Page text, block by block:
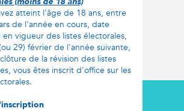
atteint l'âge de 18 ans, entre
de l'année en cours, date
vigueur des listes électorales,
29) février de l'année suivante,
de la révision des listes
vous êtes inscrit d'office sur les